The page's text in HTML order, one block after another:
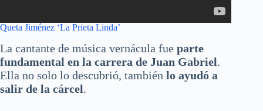
Queta Jiménez ‘La Prieta Linda’
La cantante de música vernácula fue parte
fundamental en la carrera de Juan Gabriel.
Ella no solo lo descubrió, también lo ayudó a
salir de la cárcel.